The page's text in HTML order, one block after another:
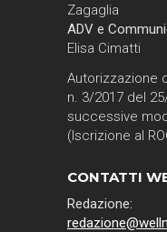
Zagaglia
ADV e
Elisa Cimatti
Autorizzazione
n. 3/2017 del
successive
(Iscrizione al
CONTATTI
Redazione: